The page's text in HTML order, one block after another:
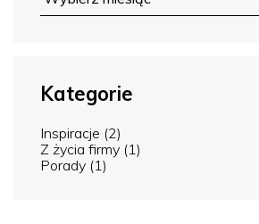
Kategorie
Inspiracje (2)
Z życia firmy (1)
Porady (1)